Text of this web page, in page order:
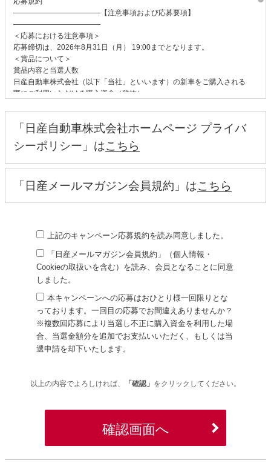
――――――――――――【注意事項および応募要項】
――――――――――――
＜応募における注意事項＞
応募締切は、2026年8月31日（月） 19:00までとなります。
＜賞品について＞
賞品内容と当選人数
日産自動車株式会社（以下「当社」といいます）の新車をご購入される
際にご利用いただける購入資金（税抜）
ただいた方の中から5,000名さまに10万円
※おクルマ1台のご購入につき、購入資金プレゼントキャンペーンでの
購入資金30万円、試乗キャンペーンでの購入資金10万円それぞれ1回ず
つまでのご利用に限ります。
ルークス、日産リーフ、エクストレイル、セレナ、日産アリア、
日（水）までに車両登録いただいた方。
いただけます。
※応募時にお選びいただいた希望車種によって、当選確率が変動するこ
とはございません。
に合うモデルに限ります。
※正式発注可能なモデルについては、販売員にお問い合わせください。
キャンペーン応募期間
2026年4月16日（木）10:00～2026年8月31日（月）19:00
賞品のご利用について
――――――――――――以下は賞品によりご案内が異なります
以下3項目を満たす場合に、賞品が適用されます。
「日産自動車株式会社ホームページ プライバ
シーポリシー」はこちら
「日産メールマガジン会員規約」はこちら
上記のキャンペーン応募規約を読み同意しました。
「日産メールマガジン会員規約」（個人情報・
Cookieの取扱いを含む）を読み、会員となることに同意
しました。
本キャンペーンへの応募はおひとり様一回限りとな
っております。一回目の応募でお間違えありませんか？
※複数回応募により当選し不正に購入資金を利用した場
合、当選金額分を追加でお支払いいただく、もしくは当
選申請を却下いたします。
以上の内容でよろしければ、 「確認」 をクリックしてください。
確認画面へ